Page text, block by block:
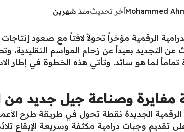
Mohammedآخر تحديثمنذ شهرين
الرقمية مؤخراً تحولاً لافتاً مع صعود
تماماً لما هو سائد. وتأتي هذه الخطوة في إطار
مغايرة وصناعة جيل جديد من
الرقمية الجديدة نقطة تحول في طريقة طرح
تقديم وجبات درامية مكثفة وسريعة الإيقاع